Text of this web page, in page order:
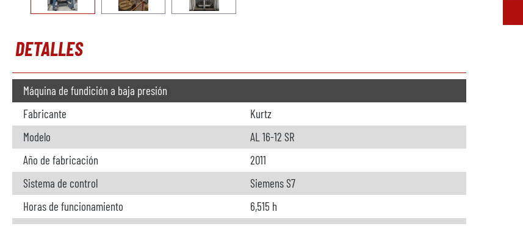
DETALLES
Máquina de fundición a baja presión
Fabricante
Kurtz
Modelo
AL 16-12 SR
Año de fabricación
2011
Sistema de control
Siemens S7
Horas de funcionamiento
6,515 h